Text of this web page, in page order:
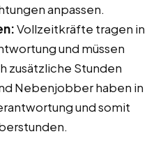
anpassen.
Vollzeitkräfte tragen in
und müssen
zusätzliche Stunden
Nebenjobber haben in
und somit